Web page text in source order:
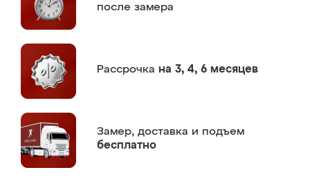
после замера
Рассрочка на 3, 4, 6 месяцев
Замер, доставка и подъем
бесплатно